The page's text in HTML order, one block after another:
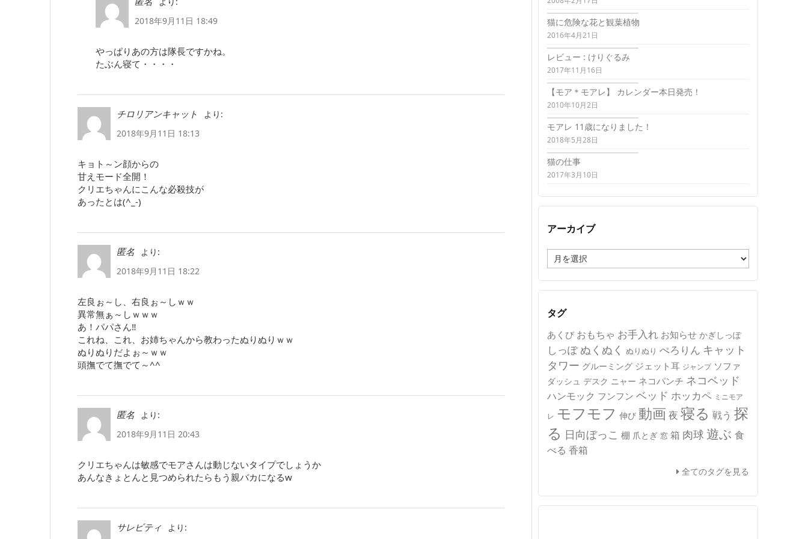
2018年9月11日 18:49
やっぱりあの方は隊長ですかね。
たぶん寝て・・・・
チロリアンキャット
より:
2018年9月11日 18:13
キョト～ン顔からの
甘えモード全開！
クリエちゃんにこんな必殺技が
あったとは(^_-)
匿名
より:
2018年9月11日 18:22
左良ぉ～し、右良ぉ～しｗｗ
異常無ぁ～しｗｗｗ
あ！パパさん‼
これね、これ、お姉ちゃんから教わったぬりぬりｗｗ
ぬりぬりだよぉ～ｗｗ
頭撫でて撫でて～^^
匿名
より:
2018年9月11日 20:43
クリエちゃんは敏感でモアさんは動じないタイプでしょうか
あんなきょとんと見つめられたらもう親バカになるw
サレビティ より:
猫に危険な花と観葉植物
2016年4月21日
レビュー : けりぐるみ
2017年11月16日
【モア＊モアレ】 カレンダー本日発売！
2010年10月2日
モアレ 11歳になりました！
2018年5月28日
猫の仕事
2017年3月10日
アーカイブ
ー
カ
イ
タグ
あくび おもちゃ お手入れ お知らせ かぎしっぽ
しっぽ ぬくぬく ぬりぬり ぺろりん キャット
タワー グルーミング ジェット耳 ジャンプ ソファ
ダッシュ デスク ニャー ネコパンチ ネコベッド
ハンモック フンフン ベッド ホッカペ ミニモア
レ モフモフ 伸び 動画 夜 寝る 戦う 探
る 日向ぼっこ 棚 爪とぎ 窓 箱 肉球 遊ぶ 食
べる 香箱
全てのタグを見る